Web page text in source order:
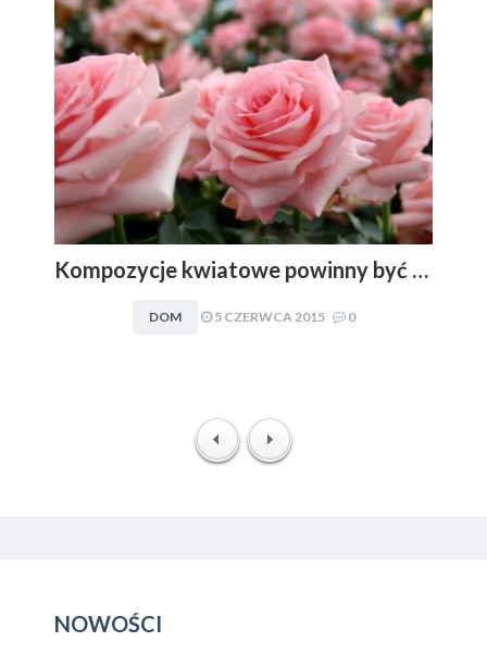
Kompozycje kwiatowe powinny być dopasowywane do charakteru i stylu aranżacyjnego wnętrza. Obowiązuje zasada: im mniej, tym lepiej
DOM 5 CZERWCA 2015 0
NOWOŚCI